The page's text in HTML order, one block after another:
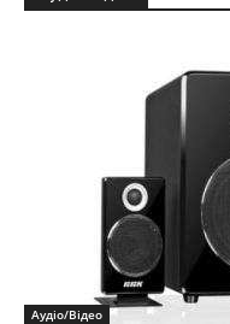
Аудіо/Відео